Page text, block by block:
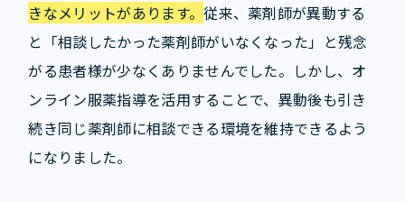
きなメリットがあります。従来、薬剤師が異動する
と「相談したかった薬剤師がいなくなった」と残念
がる患者様が少なくありませんでした。しかし、オ
ンライン服薬指導を活用することで、異動後も引き
続き同じ薬剤師に相談できる環境を維持できるよう
になりました。